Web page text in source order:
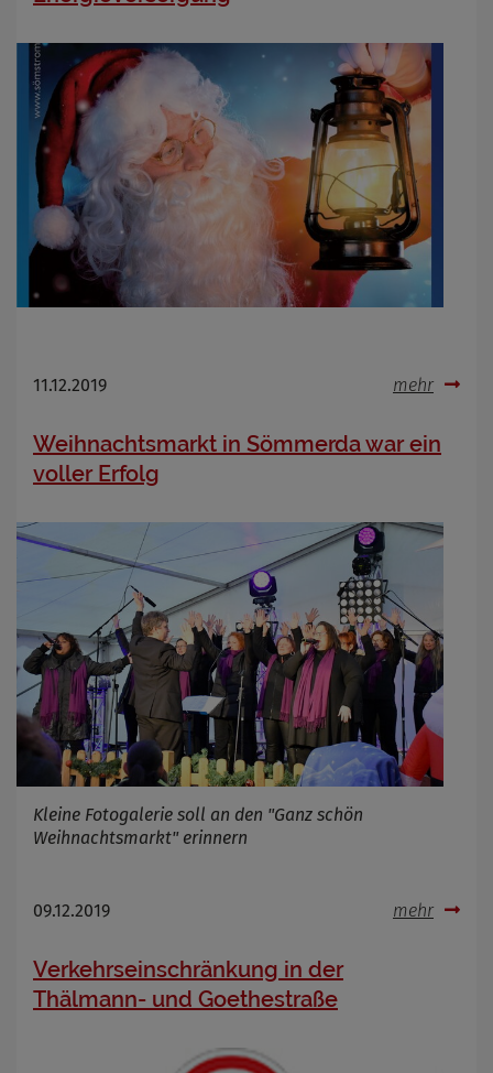
11.12.2019 mehr
Weihnachtsmarkt in Sömmerda war ein
voller Erfolg
Kleine Fotogalerie soll an den "Ganz schön
Weihnachtsmarkt" erinnern
09.12.2019 mehr
Verkehrseinschränkung in der
Thälmann- und Goethestraße